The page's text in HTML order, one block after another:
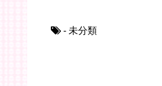
- 未分類